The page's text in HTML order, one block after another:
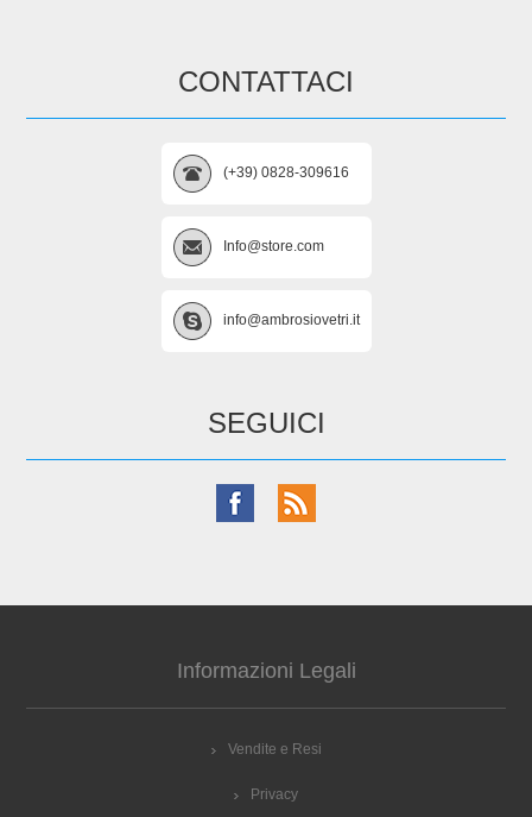
CONTATTACI
(+39) 0828-309616
Info@store.com
info@ambrosiovetri.it
SEGUICI
Informazioni Legali
Vendite e Resi
Privacy